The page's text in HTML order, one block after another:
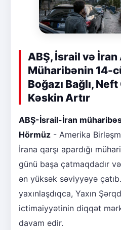
ABŞ, İsrail və İran
Müharibənin 14-
Boğazı Bağlı,
Kəskin Artır
ABŞ-İsrail-İran
Hörmüz - Amerika
İrana qarşı apardığı
günü başa çatmaqdadır
ən yüksək səviyyəyə
yaxınlaşdıqca, Yaxın
ictimaiyyətinin diqqət
davam edir.